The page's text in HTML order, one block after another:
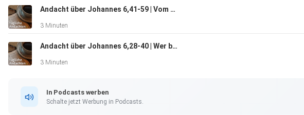
Andacht über Johannes 6,41-59 | Vom Himmel gekommen
3 Minuten
Andacht über Johannes 6,28-40 | Wer bewirkt Glauben?
3 Minuten
In Podcasts werben
Schalte jetzt Werbung in Podcasts.